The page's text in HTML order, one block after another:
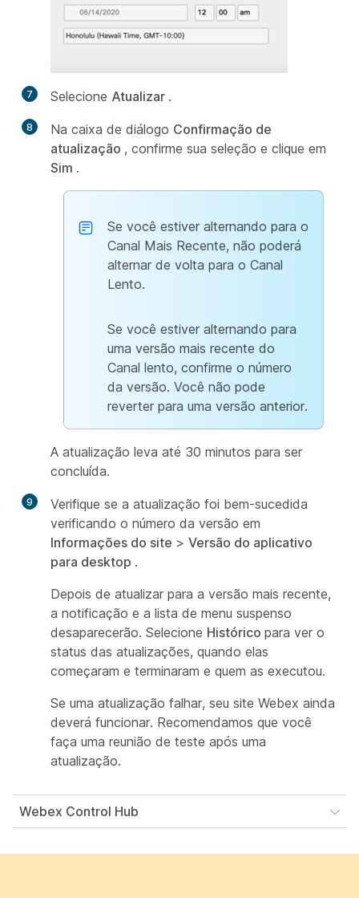
7 Selecione Atualizar .
8 Na caixa de diálogo Confirmação de
atualização , confirme sua seleção e clique em
Sim .
Se você estiver alternando para o
Canal Mais Recente, não poderá
alternar de volta para o Canal
Lento.
Se você estiver alternando para
uma versão mais recente do
Canal lento, confirme o número
da versão. Você não pode
reverter para uma versão anterior.
A atualização leva até 30 minutos para ser
concluída.
9
Verifique se a atualização foi bem-sucedida
verificando o número da versão em
Informações do site > Versão do aplicativo
para desktop .
Depois de atualizar para a versão mais recente,
a notificação e a lista de menu suspenso
desaparecerão. Selecione Histórico para ver o
status das atualizações, quando elas
começaram e terminaram e quem as executou.
Se uma atualização falhar, seu site Webex ainda
deverá funcionar. Recomendamos que você
faça uma reunião de teste após uma
atualização.
Webex Control Hub